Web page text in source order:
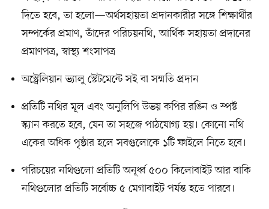
দিতে হবে, তা হলো—অর্থসহায়তা প্রদানকারীর সঙ্গে শিক্ষার্থীর
সম্পর্কের প্রমাণ, তাঁদের পরিচয়নথি, আর্থিক সহায়তা প্রদানের
প্রমাণপত্র, স্বাস্থ্য শংসাপত্র
অস্ট্রেলিয়ান ভ্যালু স্টেটমেন্টে সই বা সম্মতি প্রদান
প্রতিটি নথির মূল এবং অনুলিপি উভয় কপির রঙিন ও স্পষ্ট
স্ক্যান করতে হবে, যেন তা সহজে পাঠযোগ্য হয়। কোনো নথি
একের অধিক পৃষ্ঠার হলে সবগুলোকে ১টি ফাইলে নিতে হবে।
পরিচয়ের নথিগুলো প্রতিটি অনূর্ধ্ব ৫০০ কিলোবাইট আর বাকি
নথিগুলোর প্রতিটি সর্বোচ্চ ৫ মেগাবাইট পর্যন্ত হতে পারবে।